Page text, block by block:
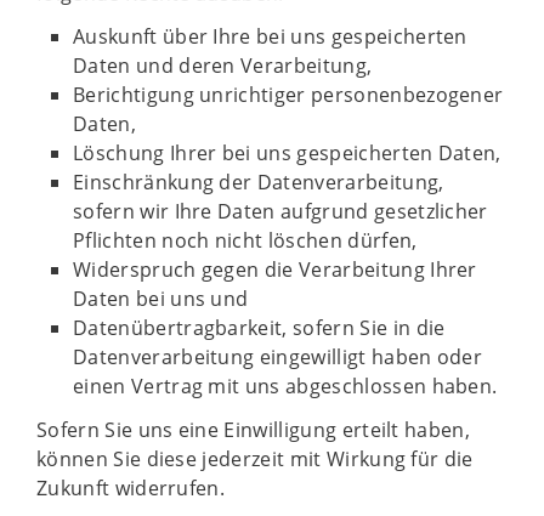
Auskunft über Ihre bei uns gespeicherten
Daten und deren Verarbeitung,
Berichtigung unrichtiger personenbezogener
Daten,
Löschung Ihrer bei uns gespeicherten Daten,
Einschränkung der Datenverarbeitung,
sofern wir Ihre Daten aufgrund gesetzlicher
Pflichten noch nicht löschen dürfen,
Widerspruch gegen die Verarbeitung Ihrer
Daten bei uns und
Datenübertragbarkeit, sofern Sie in die
Datenverarbeitung eingewilligt haben oder
einen Vertrag mit uns abgeschlossen haben.
Sofern Sie uns eine Einwilligung erteilt haben,
können Sie diese jederzeit mit Wirkung für die
Zukunft widerrufen.